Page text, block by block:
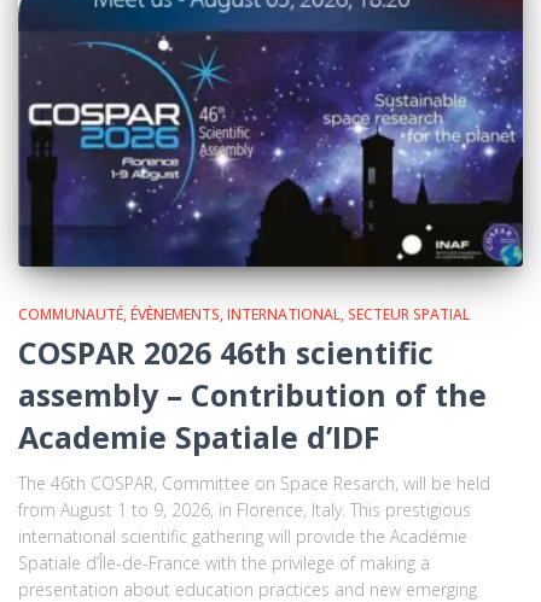
COMMUNAUTÉ ÉVÈNEMENTS INTERNATIONAL SECTEUR SPATIAL
COSPAR 2026 46th scientific
assembly – Contribution of the
Academie Spatiale d’IDF
The 46th COSPAR, Committee on Space Resarch, will be held
from August 1 to 9, 2026, in Florence, Italy. This prestigious
international scientific gathering will provide the Académie
Spatiale d’Île-de-France with the privilege of making a
presentation about education practices and new emerging